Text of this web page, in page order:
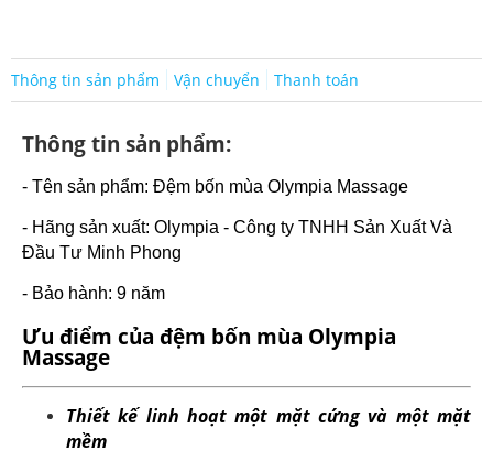
Vận chuyển
Thông tin sản phẩm:
- Tên sản phẩm: Đệm bốn mùa Olympia Massage
Đầu Tư Minh Phong
- Bảo hành: 9 năm
Ưu điểm của đệm bốn mùa Olympia
Massage